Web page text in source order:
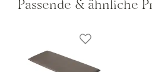
Passende & ähnliche